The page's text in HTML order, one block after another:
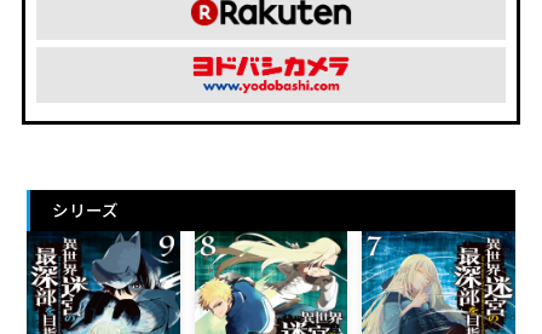
シリーズ